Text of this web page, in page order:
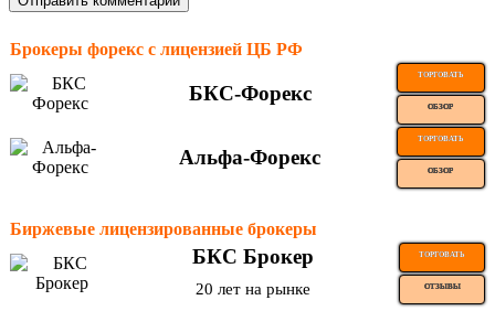
Брокеры форекс с лицензией ЦБ РФ
БКС-Форекс
ТОРГОВАТЬ
ОБЗОР
Альфа-Форекс
ТОРГОВАТЬ
ОБЗОР
Биржевые лицензированные брокеры
БКС Брокер ТОРГОВАТЬ
20 лет на рынке ОТЗЫВЫ